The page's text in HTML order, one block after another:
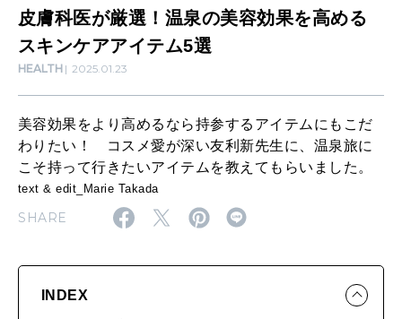
SUSTAINABLE
わたしができること
CULTURE
自分を耕す
WORK&MONEY
いい人生って？
美
容
効
を
高
め
る
キ
皮膚科医が厳選！温泉の美容効果を高める
スキンケアアイテム5選
HEALTH 2025.01.23
美容効果をより高めるなら持参するアイテムにもこだ
わりたい！ コスメ愛が深い友利新先生に、温泉旅に
こそ持って行きたいアイテムを教えてもらいました。
text & edit_Marie Takada
SHARE
INDEX